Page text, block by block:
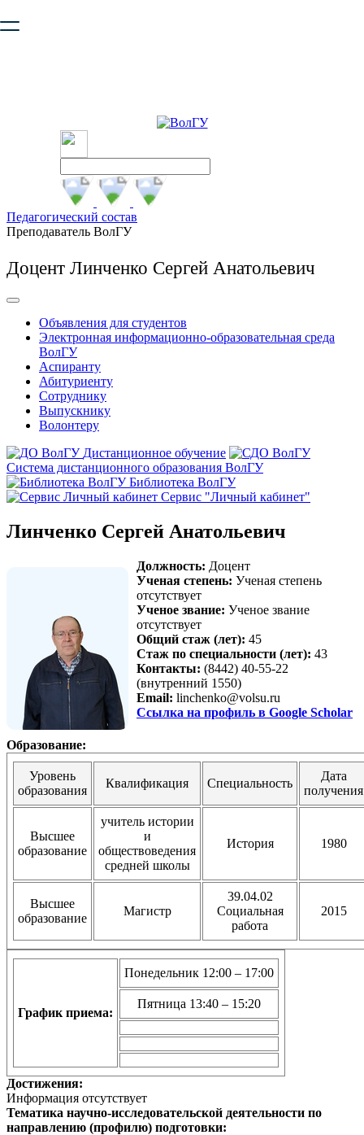
безопасную работу с сайтом. Пожалуйста
Педагогический состав
Преподаватель ВолГУ
Доцент Линченко Сергей Анатольевич
Объявления для студентов
Электронная информационно-образовательная среда
ВолГУ
Аспиранту
Абитуриенту
Сотруднику
Выпускнику
Волонтеру
Дистанционное обучение
Система дистанционного образования ВолГУ
Библиотека ВолГУ
Сервис "Личный кабинет"
Линченко Сергей Анатольевич
Должность: Доцент
Ученая степень: Ученая степень
отсутствует
Ученое звание: Ученое звание
отсутствует
Общий стаж (лет): 45
Стаж по специальности (лет): 43
Контакты: (8442) 40-55-22
(внутренний 1550)
Email: linchenko@volsu.ru
Ссылка на профиль в Google Scholar
Образование:
Уровень
образования
Квалификация Специальность
Дата
получения
Высшее
образование
учитель истории
и
обществоведения
средней школы
История 1980
Высшее
образование
Магистр
39.04.02
Социальная
работа
2015
График приема:
Понедельник 12:00 – 17:00
Пятница 13:40 – 15:20
Достижения:
Информация отсутствует
Тематика научно-исследовательской деятельности по
направлению (профилю) подготовки: